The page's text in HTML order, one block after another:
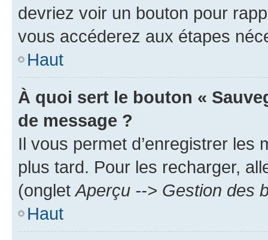
devriez voir un bouton pour
vous accéderez aux étapes
Haut
À quoi sert le bouton «
de message ?
Il vous permet d’enregistrer
plus tard. Pour les recharger,
(onglet Aperçu --> Gestion des
Haut